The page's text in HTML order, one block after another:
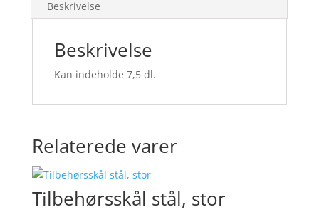
Beskrivelse
Beskrivelse
Kan indeholde 7,5 dl.
Relaterede varer
Tilbehørsskål stål, stor